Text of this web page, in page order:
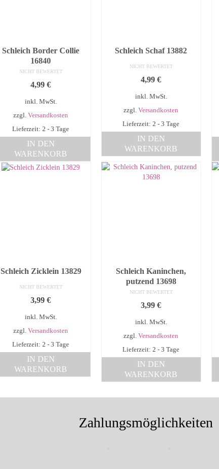
Schleich Border Collie
16840
NICHT BEWERTET
4,99€
inkl. MwSt.
zzgl.Versandkosten
Lieferzeit: 2 - 3 Tage
IN DEN
WARENKORB
Schleich Schaf 13882
NICHT BEWERTET
4,99€
inkl. MwSt.
zzgl.Versandkosten
Lieferzeit: 2 - 3 Tage
IN DEN
WARENKORB
Schleich Zicklein 13829
NICHT BEWERTET
3,99€
inkl. MwSt.
zzgl.Versandkosten
Lieferzeit: 2 - 3 Tage
IN DEN
WARENKORB
Schleich Kaninchen,
putzend 13698
NICHT BEWERTET
3,99€
inkl. MwSt.
zzgl.Versandkosten
Lieferzeit: 2 - 3 Tage
IN DEN
WARENKORB
Zahlungsmöglichkeiten